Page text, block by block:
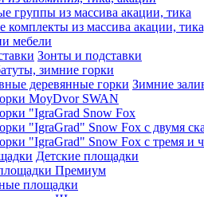
группы из массива акации, тика
комплекты из массива акации,
мебели
Зонты и подставки
зимние горки
Зимние
MoyDvor SWAN
"IgraGrad Snow Fox
"IgraGrad" Snow Fox с двумя
"IgraGrad" Snow Fox с тремя и
Детские площадки
Премиум
площадки